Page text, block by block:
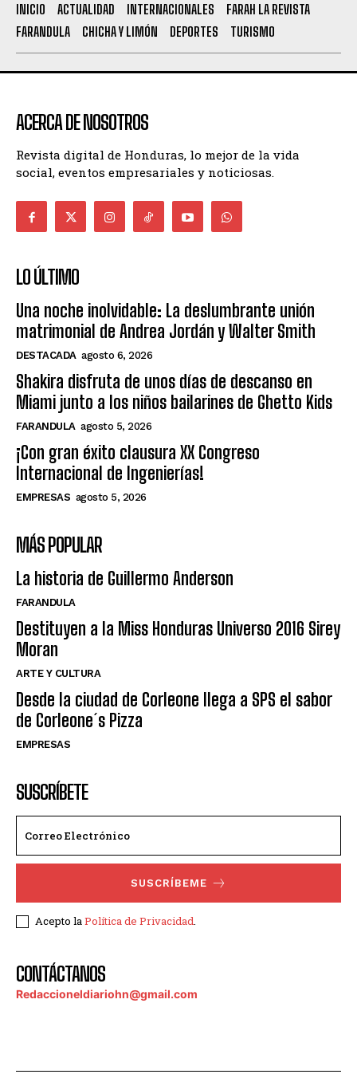
INICIO ACTUALIDAD INTERNACIONALES
FARAH LA REVISTA
FARANDULA
CHICHA Y LIMÓN DEPORTES TURISMO
ACERCA DE NOSOTROS
Revista digital de Honduras, lo mejor de la vida
social, eventos empresariales y noticiosas.
LO ÚLTIMO
Una noche inolvidable: La deslumbrante unión
matrimonial de Andrea Jordán y Walter Smith
DESTACADA agosto 6, 2026
Shakira disfruta de unos días de descanso en
Miami junto a los niños bailarines de Ghetto Kids
FARANDULA agosto 5, 2026
¡Con gran éxito clausura XX Congreso
Internacional de Ingenierías!
EMPRESAS agosto 5, 2026
MÁS POPULAR
La historia de Guillermo Anderson
FARANDULA
Destituyen a la Miss Honduras Universo 2016 Sirey
Moran
ARTE Y CULTURA
Desde la ciudad de Corleone llega a SPS el sabor
de Corleone´s Pizza
EMPRESAS
SUSCRÍBETE
SUSCRÍBEME
Acepto laPolítica de Privacidad.
CONTÁCTANOS
Redaccioneldiariohn@gmail.com